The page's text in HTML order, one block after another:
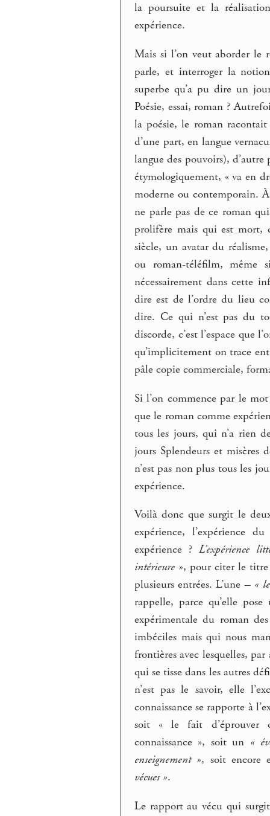
la poursuite et la
expérience.
Mais si l’on veut aborder le
parle, et interroger la
superbe qu’a pu dire un
Poésie, essai, roman ?
la poésie, le roman
d’une part, en langue
langue des pouvoirs),
étymologiquement, « va en
moderne ou contemporain.
ne parle pas de ce roman
prolifère mais qui est
siècle, un avatar du
ou roman-téléfilm, même
nécessairement dans cette
dire est de l’ordre du lieu
dire. Ce qui n’est pas du
discorde, c’est l’espace que
qu’implicitement on trace
pâle copie commerciale,
Si l’on commence par le
que le roman comme
tous les jours, qui n’a rien
jours Splendeurs et misères
n’est pas non plus tous les
expérience.
Voilà donc que surgit le
expérience, l’expérience
expérience ? L’expérience
intérieure », pour citer le titre
plusieurs entrées. L’une – «
rappelle, parce qu’elle
expérimentale du roman
imbéciles mais qui nous
frontières avec lesquelles,
qui se tisse dans les autres
n’est pas le savoir, elle
connaissance se rapporte à
soit « le fait d’éprouver
connaissance », soit un «
enseignement », soit
vécues ».
Le rapport au vécu qui